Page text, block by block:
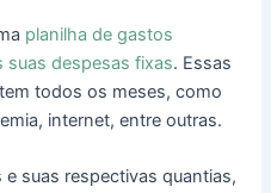
planilha de gastos
suas despesas fixas. Essas
todos os meses, como
internet, entre outras.
suas respectivas quantias,